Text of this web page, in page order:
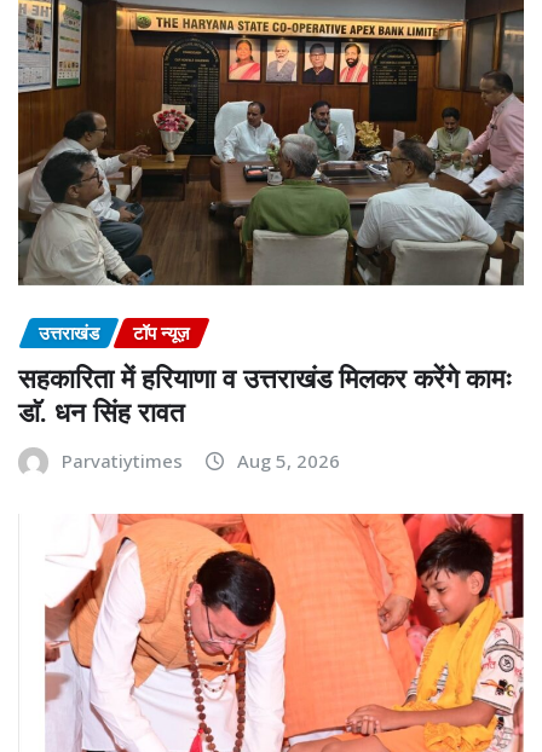
उत्तराखंड टॉप न्यूज़
सहकारिता में हरियाणा व उत्तराखंड मिलकर करेंगे कामः
डाॅ. धन सिंह रावत
Parvatiytimes Aug 5, 2026